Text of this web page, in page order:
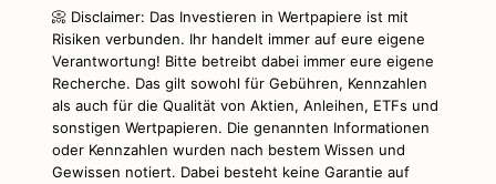
📀 Disclaimer: Das Investieren in Wertpapiere ist mit
Risiken verbunden. Ihr handelt immer auf eure eigene
Verantwortung! Bitte betreibt dabei immer eure eigene
Recherche. Das gilt sowohl für Gebühren, Kennzahlen
als auch für die Qualität von Aktien, Anleihen, ETFs und
sonstigen Wertpapieren. Die genannten Informationen
oder Kennzahlen wurden nach bestem Wissen und
Gewissen notiert. Dabei besteht keine Garantie auf